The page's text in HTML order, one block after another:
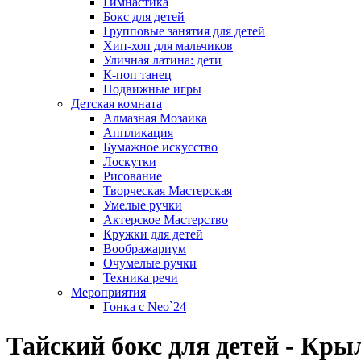
Бокс для детей
Групповые занятия для детей
Хип-хоп для мальчиков
Уличная латина: дети
К-поп танец
Подвижные игры
Детская комната
Алмазная Мозаика
Аппликация
Бумажное искусство
Лоскутки
Рисование
Творческая Мастерская
Умелые ручки
Актерское Мастерство
Кружки для детей
Воображариум
Очумелые ручки
Техника речи
Мероприятия
Гонка с Neo`24
Тайский бокс для детей -